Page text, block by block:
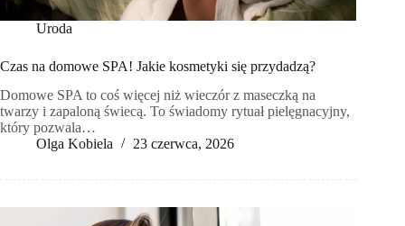
Uroda
Czas na domowe SPA! Jakie kosmetyki się przydadzą?
Domowe SPA to coś więcej niż wieczór z maseczką na
twarzy i zapaloną świecą. To świadomy rytuał pielęgnacyjny,
który pozwala…
Olga Kobiela
23 czerwca, 2026